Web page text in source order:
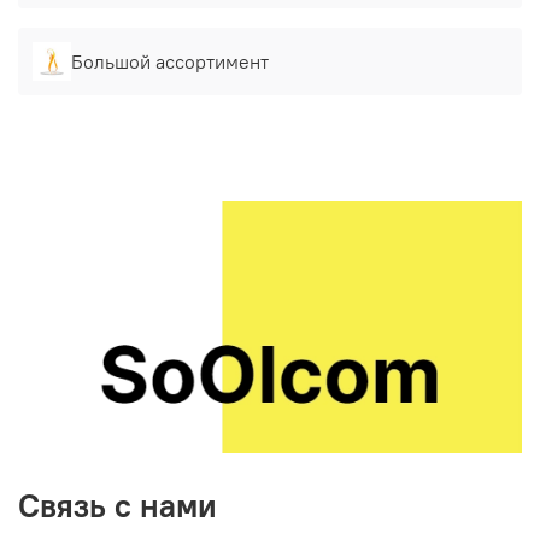
Большой ассортимент
Связь с нами